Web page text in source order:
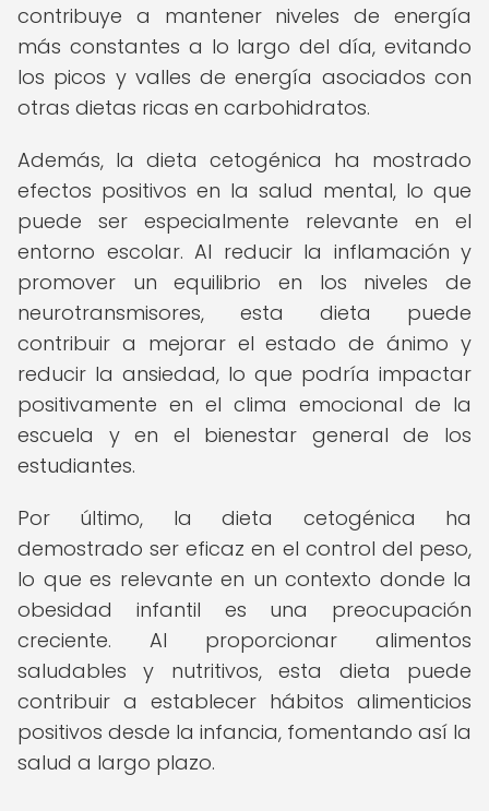
contribuye a mantener niveles de energía
más constantes a lo largo del día, evitando
los picos y valles de energía asociados con
otras dietas ricas en carbohidratos.
Además, la dieta cetogénica ha mostrado
efectos positivos en la salud mental, lo que
puede ser especialmente relevante en el
entorno escolar. Al reducir la inflamación y
promover un equilibrio en los niveles de
neurotransmisores, esta dieta puede
contribuir a mejorar el estado de ánimo y
reducir la ansiedad, lo que podría impactar
positivamente en el clima emocional de la
escuela y en el bienestar general de los
estudiantes.
Por último, la dieta cetogénica ha
demostrado ser eficaz en el control del peso,
lo que es relevante en un contexto donde la
obesidad infantil es una preocupación
creciente. Al proporcionar alimentos
saludables y nutritivos, esta dieta puede
contribuir a establecer hábitos alimenticios
positivos desde la infancia, fomentando así la
salud a largo plazo.